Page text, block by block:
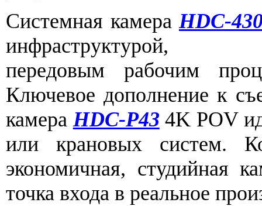
Системная камераHDC-
передовым рабочим
Ключевое дополнение к
камераHDC-P43 4K POV
или крановых систем.
экономичная, студийная
точка входа в реальное